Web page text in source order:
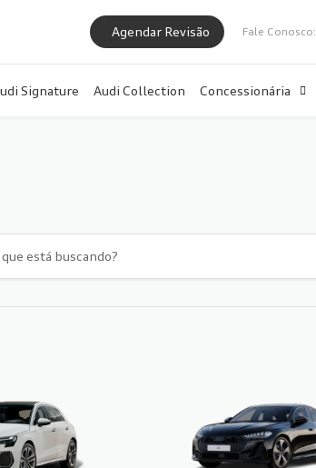
Agendar Revisão Fale Conosco:
Signature Audi Collection Concessionária